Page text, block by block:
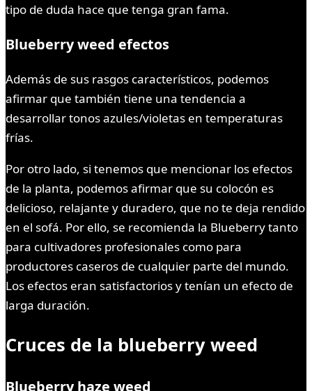
tipo de duda hace que tenga gran fama.
Blueberry weed efectos
Además de sus rasgos característicos, podemos
afirmar que también tiene una tendencia a
desarrollar tonos azules/violetas en temperaturas
frías.
Por otro lado, si tenemos que mencionar los efectos
de la planta, podemos afirmar que su colocón es
delicioso, relajante y duradero, que no te deja rendido
en el sofá. Por ello, se recomienda la Blueberry tanto
para cultivadores profesionales como para
productores caseros de cualquier parte del mundo.
Los efectos eran satisfactorios y tenían un efecto de
larga duración.
Cruces de la blueberry weed
Blueberry haze weed